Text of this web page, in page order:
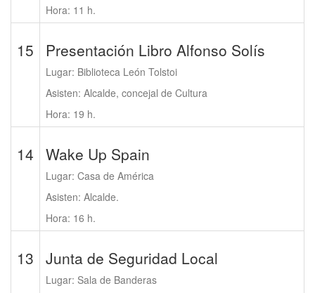
Hora: 11 h.
15 Presentación Libro Alfonso Solís
Lugar: Biblioteca León Tolstoi
Asisten: Alcalde, concejal de Cultura
Hora: 19 h.
14 Wake Up Spain
Lugar: Casa de América
Asisten: Alcalde.
Hora: 16 h.
13 Junta de Seguridad Local
Lugar: Sala de Banderas